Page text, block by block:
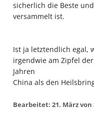
sicherlich die Beste
versammelt ist.
Ist ja letztendlich egal,
irgendwie am Zipfel
Jahren
China als den
Bearbeitet: 21. Märzvon